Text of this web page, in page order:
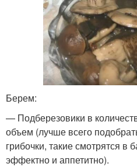
Берем:
— Подберезовики в
объем (лучше всего
грибочки, такие смотрятся в
эффектно и аппетитно).